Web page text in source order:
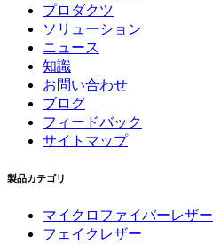
プロダクツ
ソリューション
ニュース
知識
お問い合わせ
ブログ
フィードバック
サイトマップ
製品カテゴリ
マイクロファイバーレザー
フェイクレザー